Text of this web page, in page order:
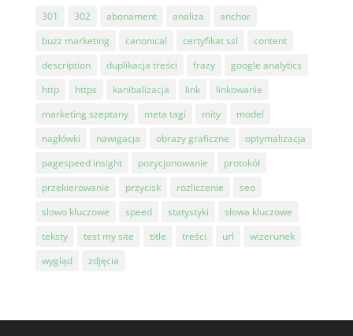
301 302 abonament analiza
anchor
buzz marketing
canonical certyfikat ssl
content
description
duplikacja treści frazy
google analytics
http
https kanibalizacja link
linkowanie
marketing szeptany
meta tagi mity
model
nagłówki
nawigacja obrazy graficzne
optymalizacja
pagespeed insight
pozycjonowanie
protokół
przekierowanie
przycisk rozliczenie
seo
slowo kluczowe
speed statystyki
słowa kluczowe
teksty
test my site title treści url
wizerunek
wygląd
zdjęcia